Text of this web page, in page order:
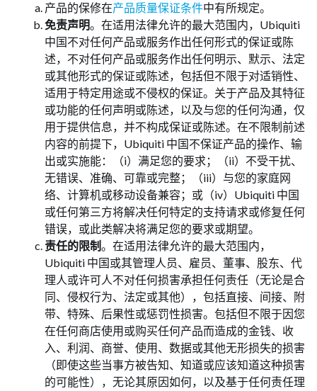
产品的保修在产品质量保证条件中有所规定。
免责声明。在适用法律允许的最大范围内，Ubiquiti
中国不对任何产品或服务作出任何形式的保证或陈
述，不对任何产品或服务作出任何明示、默示、法定
或其他形式的保证或陈述，包括但不限于对适销性、
适用于特定用途或不侵权的保证。关于产品及其特征
或功能的任何声明或陈述，以及与您的任何沟通，仅
用于提供信息，并不构成保证或陈述。在不限制前述
内容的前提下，Ubiquiti 中国不保证产品的操作、输
出或实施能：（i）满足您的要求；（ii）不受干扰、
无错误、准确、可靠或完整；（iii）与您的家庭网
络、计算机或移动设备兼容；或（iv）Ubiquiti 中国
或任何第三方将解决任何特定的支持请求或修复任何
错误，或此类解决将满足您的要求或期望。
责任的限制。在适用法律允许的最大范围内，
Ubiquiti 中国或其管理人员、雇员、董事、股东、代
理人或许可人不对任何损害承担任何责任（无论是合
同、侵权行为、法定或其他），包括直接、间接、附
带、特殊、后果性或惩罚性损害。包括但不限于因您
在任何商店使用或购买任何产品而造成的金钱、收
入、利润、商誉、使用、数据或其他无形损失的损害
（即使这些当事方被告知、知道或应该知道这种损害
的可能性），无论其原因如何，以及基于任何责任理